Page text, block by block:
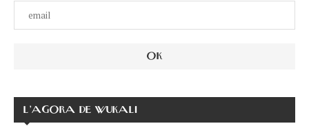
L’AGORA DE WUKALI